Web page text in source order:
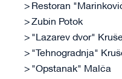
Restoran
Zubin Potok
"Lazarev dvor"
"Tehnogradnja"
"Opstanak" Malča